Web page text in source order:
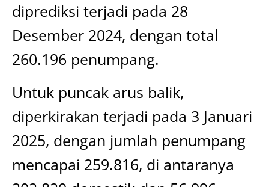
diprediksi terjadi pada 28
Desember 2024, dengan total
260.196 penumpang.
Untuk puncak arus balik,
diperkirakan terjadi pada 3 Januari
2025, dengan jumlah penumpang
mencapai 259.816, di antaranya